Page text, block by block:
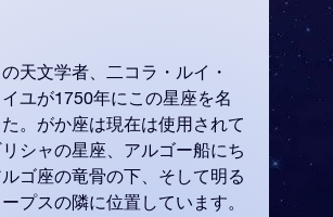
天文学者、二コラ・ルイ・
イユが1750年にこの星座を名
。がか座は現在は使用されて
シャの星座、アルゴー船にち
ゴ座の竜骨の下、そして明る
プスの隣に位置しています。